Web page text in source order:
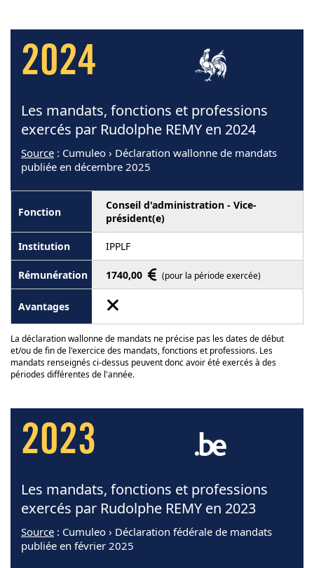
2024
Les mandats, fonctions et professions
exercés par Rudolphe REMY en 2024
Source : Cumuleo › Déclaration wallonne de mandats
publiée en décembre 2025
Conseil d'administration - Vice-
président(e)
IPPLF
1740,00 (pour la période exercée)
La déclaration wallonne de mandats ne précise pas les dates de début
et/ou de fin de l'exercice des mandats, fonctions et professions. Les
mandats renseignés ci-dessus peuvent donc avoir été exercés à des
périodes différentes de l'année.
2023
Les mandats, fonctions et professions
exercés par Rudolphe REMY en 2023
Source : Cumuleo › Déclaration fédérale de mandats
publiée en février 2025